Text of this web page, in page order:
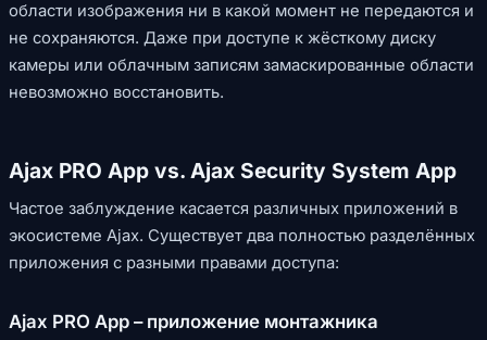
области изображения ни в какой момент не передаются и
не сохраняются. Даже при доступе к жёсткому диску
камеры или облачным записям замаскированные области
невозможно восстановить.
Ajax PRO App vs. Ajax Security System App
Частое заблуждение касается различных приложений в
экосистеме Ajax. Существует два полностью разделённых
приложения с разными правами доступа:
Ajax PRO App – приложение монтажника